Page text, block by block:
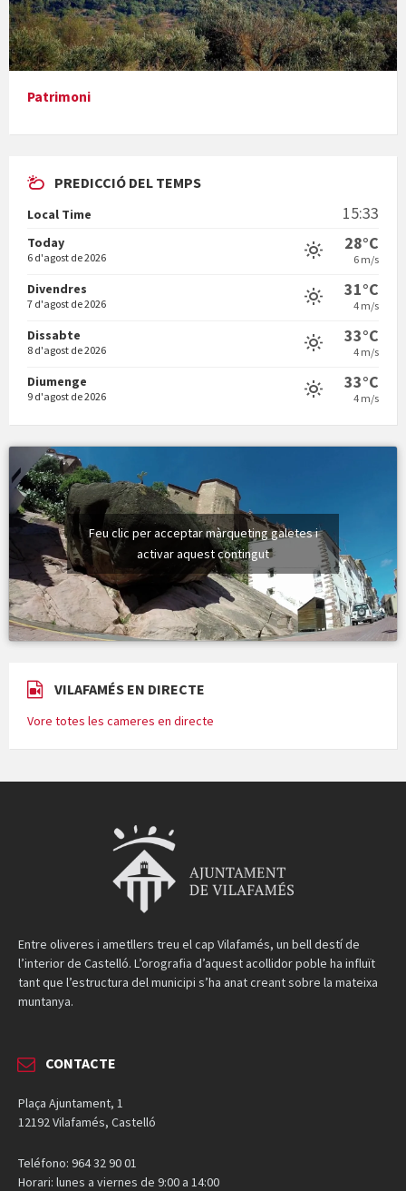
Presentació del llibre &quot;La mare&quot;, d'Emma Zafon
En Bum
Vermuts a la Font. Hit parit
Patrimoni
PREDICCIÓ DEL TEMPS
Local Time 15:33
Today
6 d'agost de 2026
28°C
6 m/s
Divendres
7 d'agost de 2026
31°C
4 m/s
Dissabte
8 d'agost de 2026
33°C
4 m/s
Diumenge
9 d'agost de 2026
33°C
4 m/s
Feu clic per acceptar màrqueting galetes i
activar aquest contingut
VILAFAMÉS EN DIRECTE
Vore totes les cameres en directe
Entre oliveres i ametllers treu el cap Vilafamés, un bell destí de
l’interior de Castelló. L’orografia d’aquest acollidor poble ha influït
tant que l’estructura del municipi s’ha anat creant sobre la mateixa
muntanya.
CONTACTE
Plaça Ajuntament, 1
12192 Vilafamés, Castelló
Teléfono: 964 32 90 01
Horari: lunes a viernes de 9:00 a 14:00